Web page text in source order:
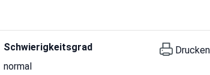
Schwierigkeitsgrad
normal
Drucken